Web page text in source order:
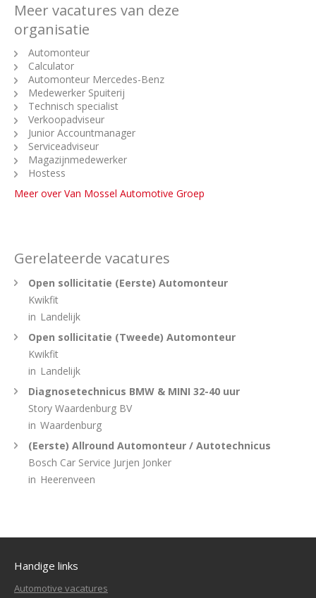
Meer vacatures van deze
organisatie
Automonteur
Calculator
Automonteur Mercedes-Benz
Medewerker Spuiterij
Technisch specialist
Verkoopadviseur
Junior Accountmanager
Serviceadviseur
Magazijnmedewerker
Hostess
Meer over Van Mossel Automotive Groep
Gerelateerde vacatures
Open sollicitatie (Eerste) Automonteur
Kwikfit
in Landelijk
Open sollicitatie (Tweede) Automonteur
Kwikfit
in Landelijk
Diagnosetechnicus BMW & MINI 32-40 uur
Story Waardenburg BV
in Waardenburg
(Eerste) Allround Automonteur / Autotechnicus
Bosch Car Service Jurjen Jonker
in Heerenveen
Handige links
Automotive vacatures